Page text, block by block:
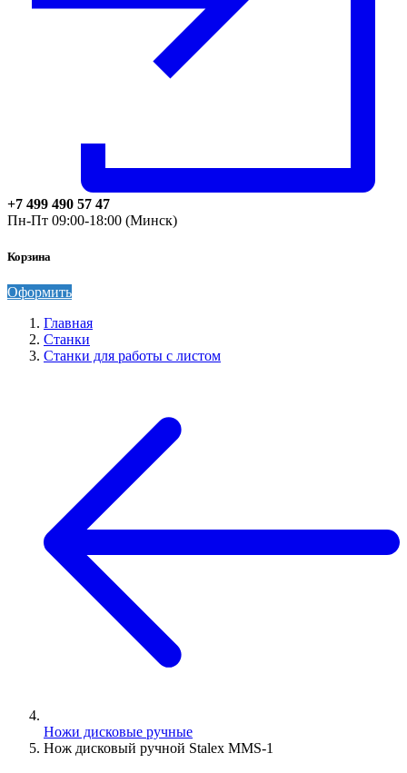
+7 499 490 57 47
Пн-Пт 09:00-18:00 (Минск)
Корзина
Оформить
Главная
Станки
Станки для работы с листом
Ножи дисковые ручные
Нож дисковый ручной Stalex MMS-1